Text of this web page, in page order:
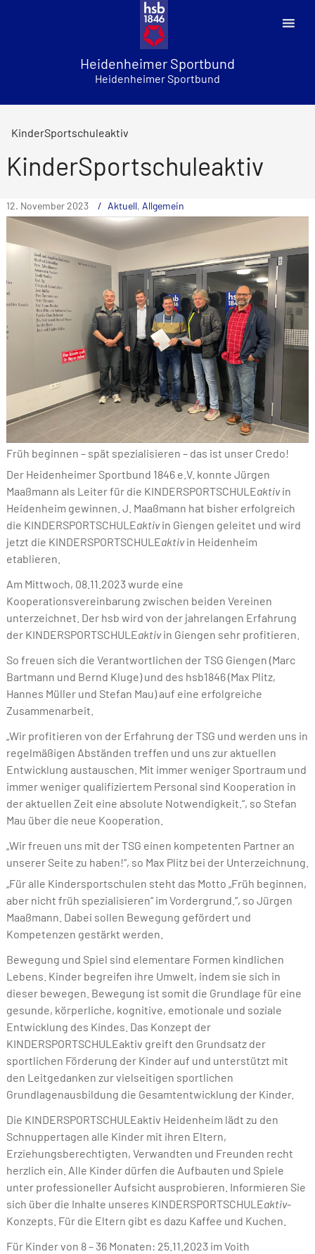
Heidenheimer Sportbund
Heidenheimer Sportbund
KinderSportschuleaktiv
KinderSportschuleaktiv
12. November 2023 Aktuell, Allgemein
Früh beginnen – spät spezialisieren – das ist unser Credo!
Der Heidenheimer Sportbund 1846 e.V. konnte Jürgen
Maaßmann als Leiter für die KINDERSPORTSCHULEaktivin
Heidenheim gewinnen. J. Maaßmann hat bisher erfolgreich
die KINDERSPORTSCHULEaktivin Giengen geleitet und wird
jetzt die KINDERSPORTSCHULEaktivin Heidenheim
etablieren.
Am Mittwoch, 08.11.2023 wurde eine
Kooperationsvereinbarung zwischen beiden Vereinen
unterzeichnet. Der hsb wird von der jahrelangen Erfahrung
der KINDERSPORTSCHULEaktivin Giengen sehr profitieren.
So freuen sich die Verantwortlichen der TSG Giengen (Marc
Bartmann und Bernd Kluge) und des hsb1846 (Max Plitz,
Hannes Müller und Stefan Mau) auf eine erfolgreiche
Zusammenarbeit.
„Wir profitieren von der Erfahrung der TSG und werden uns in
regelmäßigen Abständen treffen und uns zur aktuellen
Entwicklung austauschen. Mit immer weniger Sportraum und
immer weniger qualifiziertem Personal sind Kooperation in
der aktuellen Zeit eine absolute Notwendigkeit.“, so Stefan
Mau über die neue Kooperation.
„Wir freuen uns mit der TSG einen kompetenten Partner an
unserer Seite zu haben!“, so Max Plitz bei der Unterzeichnung.
„Für alle Kindersportschulen steht das Motto „Früh beginnen,
aber nicht früh spezialisieren“ im Vordergrund.“, so Jürgen
Maaßmann. Dabei sollen Bewegung gefördert und
Kompetenzen gestärkt werden.
Bewegung und Spiel sind elementare Formen kindlichen
Lebens. Kinder begreifen ihre Umwelt, indem sie sich in
dieser bewegen. Bewegung ist somit die Grundlage für eine
gesunde, körperliche, kognitive, emotionale und soziale
Entwicklung des Kindes. Das Konzept der
KINDERSPORTSCHULEaktiv greift den Grundsatz der
sportlichen Förderung der Kinder auf und unterstützt mit
den Leitgedanken zur vielseitigen sportlichen
Grundlagenausbildung die Gesamtentwicklung der Kinder.
Die KINDERSPORTSCHULEaktiv Heidenheim lädt zu den
Schnuppertagen alle Kinder mit ihren Eltern,
Erziehungsberechtigten, Verwandten und Freunden recht
herzlich ein. Alle Kinder dürfen die Aufbauten und Spiele
unter professioneller Aufsicht ausprobieren. Informieren Sie
sich über die Inhalte unseres KINDERSPORTSCHULEaktiv-
Konzepts. Für die Eltern gibt es dazu Kaffee und Kuchen.
Für Kinder von 8 – 36 Monaten: 25.11.2023 im Voith